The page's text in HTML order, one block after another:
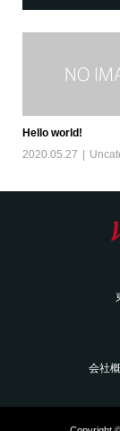
Hello world!
2020.05.27
会社